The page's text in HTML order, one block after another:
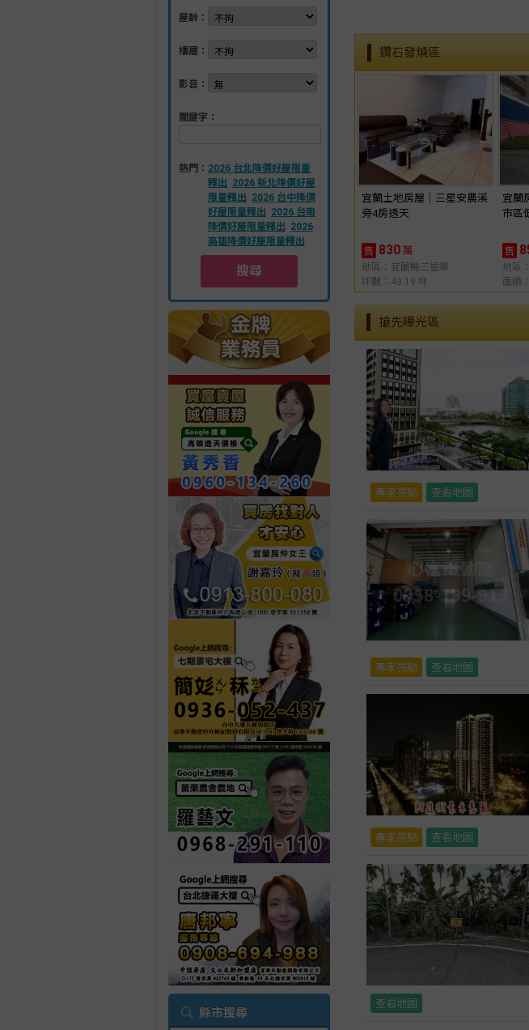
屋齡：
樓層：
影音：
關鍵字：
熱門： 2026 台北降價好屋限量
釋出 2026 新北降價好屋
限量釋出 2026 台中降價
好屋限量釋出 2026 台南
降價好屋限量釋出 2026
高雄降價好屋限量釋出
搜尋
縣市搜尋
鑽石發燒區
宜蘭土地房屋｜三星安農溪
旁4房透天
售 830 萬
地區：宜蘭縣三星鄉
坪數：43.19 坪
宜蘭
市區
售
地區
面積
搶先曝光區
專家亮點 查看地圖
專家亮點 查看地圖
專家亮點 查看地圖
查看地圖